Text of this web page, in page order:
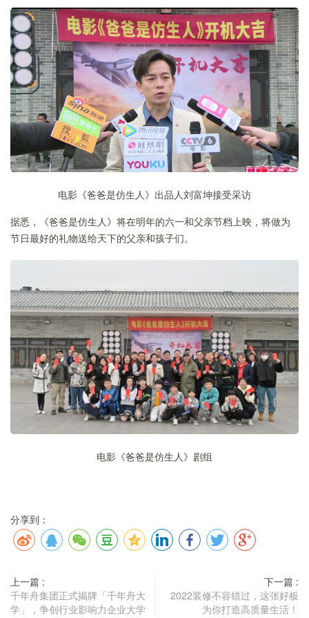
电影《爸爸是仿生人》出品人刘富坤接受采访
据悉，《爸爸是仿生人》将在明年的六一和父亲节档上映，将做为
节日最好的礼物送给天下的父亲和孩子们。
电影《爸爸是仿生人》剧组
分享到：
上一篇 :
千年舟集团正式揭牌「千年舟大
学」，争创行业影响力企业大学
下一篇 :
2022装修不容错过，这张好板
为你打造高质量生活！